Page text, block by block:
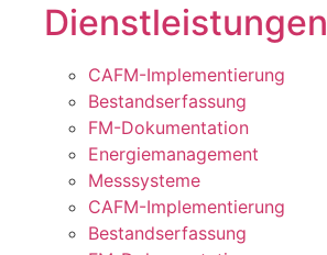
Dienstleistungen
CAFM-Implementierung
Bestandserfassung
FM-Dokumentation
Energiemanagement
Messsysteme
CAFM-Implementierung
Bestandserfassung